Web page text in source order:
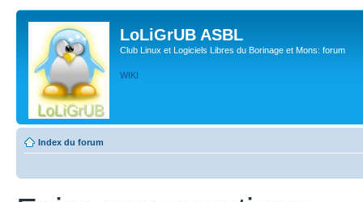
LoLiGrUB ASBL
Club Linux et Logiciels Libres du Borinage et Mons: forum
WIKI
Index du forum